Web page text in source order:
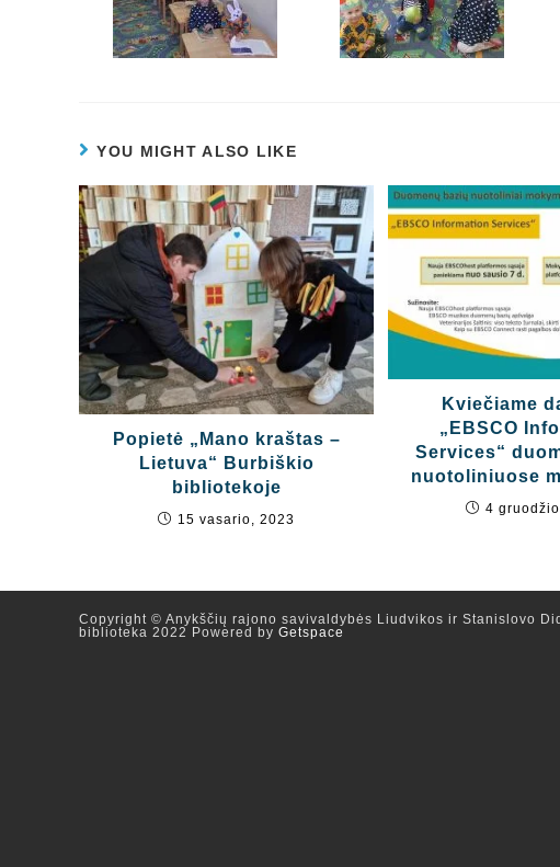
YOU MIGHT ALSO LIKE
Popietė „Mano kraštas –
Lietuva“ Burbiškio
bibliotekoje
15 vasario, 2023
Kviečiame
„EBSCO
Services“
nuotoliniuose
4
Copyright © Anykščių rajono savivaldybės Liudvikos ir Stanislovo
biblioteka 2022 Powered by Getspace